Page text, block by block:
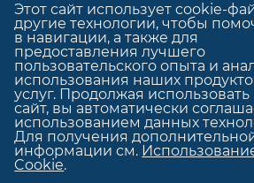
Главная
Политика
Использование
© GrandUp | Сделано в
Этот сайт использует cookie-
другие технологии, чтобы
в навигации, а также для
предоставления лучшего
пользовательского опыта и
использования наших
услуг. Продолжая
сайт, вы автоматически
использованием данных
Для получения
информации см.
Cookie.